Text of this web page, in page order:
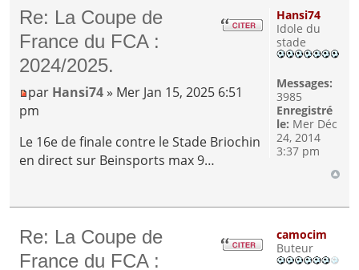
Re: La Coupe de
France du FCA :
2024/2025.
par Hansi74 » Mer Jan 15, 2025 6:51
pm
Le 16e de finale contre le Stade Briochin
en direct sur Beinsports max 9…
Hansi74
Idole du
stade
Messages:
3985
Enregistré
le: Mer Déc
24, 2014
3:37 pm
Re: La Coupe de
France du FCA :
camocim
Buteur